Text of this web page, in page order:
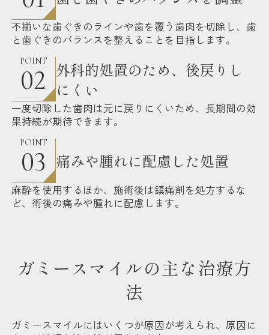
不揃いな歯ぐきのラインや歯を覆う歯肉を切除し、歯
と歯ぐきのバランスを整えることを目指します。
POINT
02 外科的処置のため、後戻りし
にくい
一度切除した歯肉は元に戻りにくいため、長期間の効
果持続が期待できます。
POINT
03 痛みや腫れに配慮した処置
麻酔を使用するほか、施術後は鎮痛剤を処方するな
ど、術後の痛みや腫れに配慮します。
ガミースマイルの主な治療方
法
ガミースマイルにはいくつが原因が考えられ、原因に